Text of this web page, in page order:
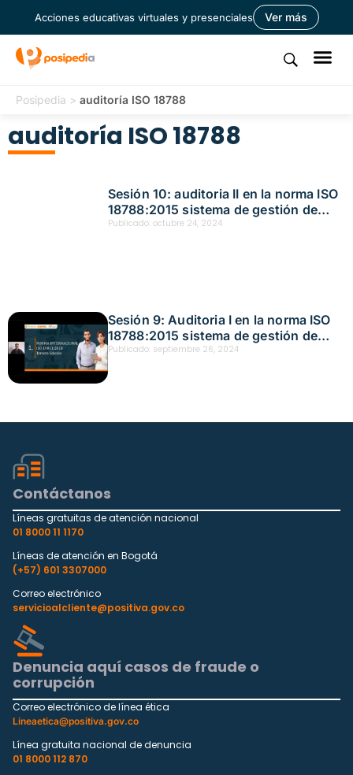
Acciones educativas virtuales y presenciales Ver más
Posipedia > auditoría ISO 18788
auditoría ISO 18788
Sesión 10: auditoria II en la norma ISO
18788:2015 sistema de gestión de
operaciones de seguridad privada
Publicado: octubre 24, 2024
Sesión 9: Auditoria I en la norma ISO
18788:2015 sistema de gestión de
operaciones de seguridad privada
Fecha: septiembre 26, 2024
Publicado: septiembre 26, 2024
Contáctanos
Líneas gratuitas de atención nacional
01 8000 11 1170
Líneas de atención en Bogotá
(+57) 601 3307000
Correo electrónico
servicioalcliente@positiva.gov.co
Denuncia aquí casos de fraude o
corrupción
Correo electrónico de línea ética
Lineaetica@positiva.gov.co
Línea gratuita nacional de denuncia
01 8000 112 870